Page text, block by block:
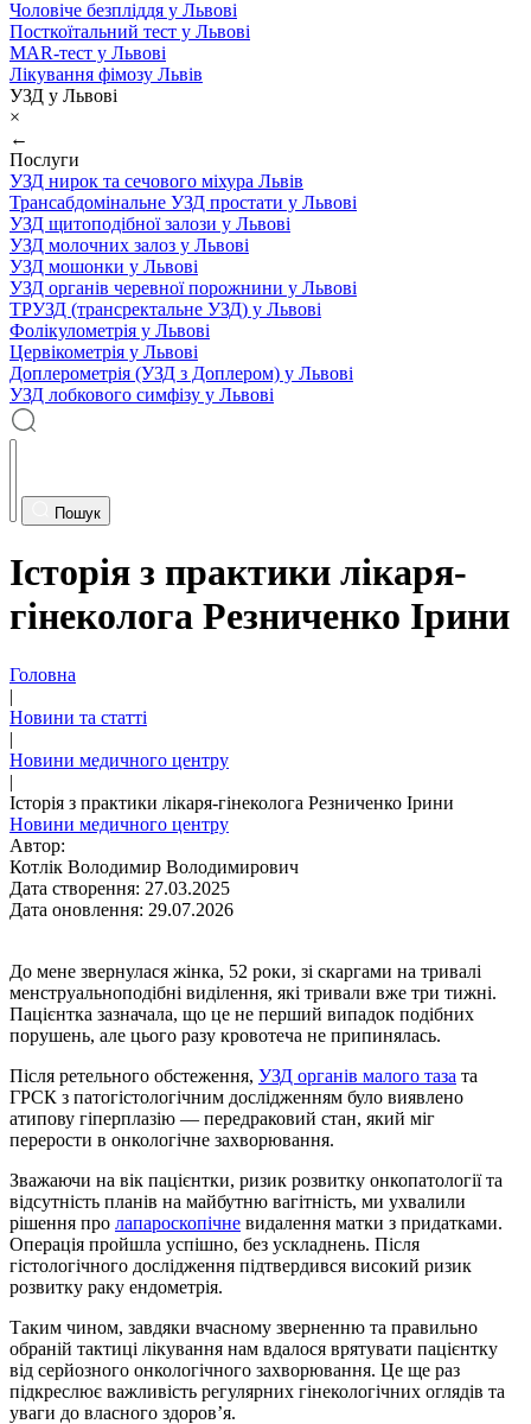
Чоловіче безпліддя у Львові
Посткоїтальний тест у Львові
MAR-тест у Львові
Лікування фімозу Львів
УЗД у Львові
×
←
Послуги
УЗД нирок та сечового міхура Львів
Трансабдомінальне УЗД простати у Львові
УЗД щитоподібної залози у Львові
УЗД молочних залоз у Львові
УЗД мошонки у Львові
УЗД органів черевної порожнини у Львові
ТРУЗД (трансректальне УЗД) у Львові
Фолікулометрія у Львові
Цервікометрія у Львові
Доплерометрія (УЗД з Доплером) у Львові
УЗД лобкового симфізу у Львові
Пошук
Історія з практики лікаря-
гінеколога Резниченко Ірини
Головна
|
Новини та статті
|
Новини медичного центру
|
Історія з практики лікаря-гінеколога Резниченко Ірини
Новини медичного центру
Автор:
Котлік Володимир Володимирович
Дата створення: 27.03.2025
Дата оновлення: 29.07.2026
До мене звернулася жінка, 52 роки, зі скаргами на тривалі
менструальноподібні виділення, які тривали вже три тижні.
Пацієнтка зазначала, що це не перший випадок подібних
порушень, але цього разу кровотеча не припинялась.
Після ретельного обстеження, УЗД органів малого таза та
ГРСК з патогістологічним дослідженням було виявлено
атипову гіперплазію — передраковий стан, який міг
перерости в онкологічне захворювання.
Зважаючи на вік пацієнтки, ризик розвитку онкопатології та
відсутність планів на майбутню вагітність, ми ухвалили
рішення про лапароскопічне видалення матки з придатками.
Операція пройшла успішно, без ускладнень. Після
гістологічного дослідження підтвердився високий ризик
розвитку раку ендометрія.
Таким чином, завдяки вчасному зверненню та правильно
обраній тактиці лікування нам вдалося врятувати пацієнтку
від серйозного онкологічного захворювання. Це ще раз
підкреслює важливість регулярних гінекологічних оглядів та
уваги до власного здоров’я.